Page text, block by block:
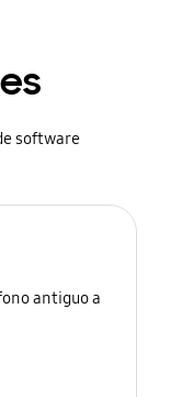
software
antiguo a